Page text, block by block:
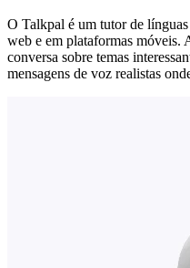
O Talkpal é um tutor de
web e em plataformas móveis.
conversa sobre temas
mensagens de voz realistas